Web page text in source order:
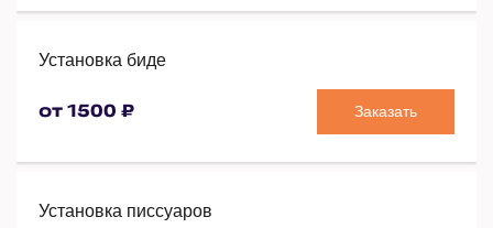
Установка биде
от 1500 ₽ Заказать
Установка писсуаров